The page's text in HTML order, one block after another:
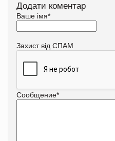
Додати коментар
Ваше імя*
Захист від СПАМ
Сообщение*